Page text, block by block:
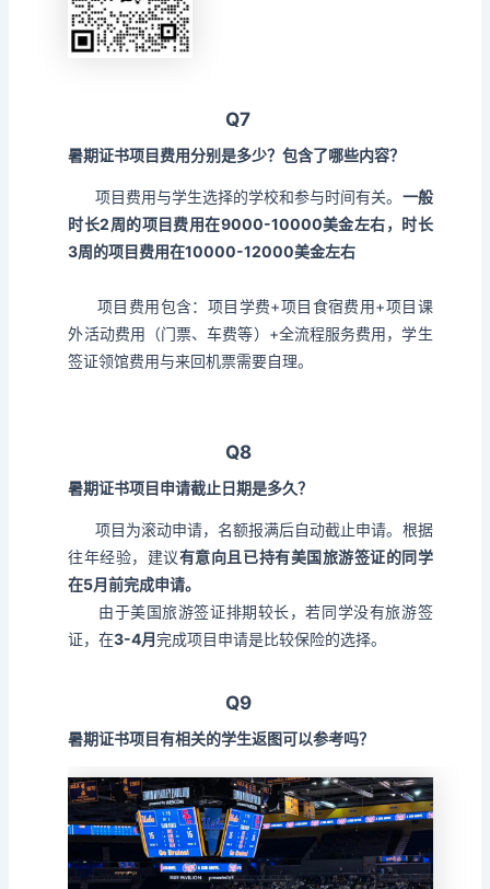
Q7
暑期证书项目费用分别是多少？包含了哪些内容？
项目费用与学生选择的学校和参与时间有关。 一般
时长2周的项目费用在9000-10000美金左右，时长
3周的项目费用在10000-12000美金左右
项目费用包含：项目学费+项目食宿费用+项目课
外活动费用（门票、车费等）+全流程服务费用，学生
签证领馆费用与来回机票需要自理。
Q8
暑期证书项目申请截止日期是多久？
项目为滚动申请，名额报满后自动截止申请。根据
往年经验，建议有意向且已持有美国旅游签证的同学
在5月前完成申请。
由于美国旅游签证排期较长，若同学没有旅游签
证，在3-4月完成项目申请是比较保险的选择。
Q9
暑期证书项目有相关的学生返图可以参考吗？